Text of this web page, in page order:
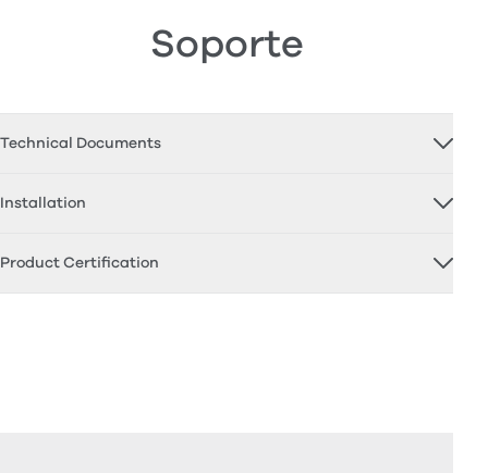
Soporte
Technical Documents
Installation
Product Certification